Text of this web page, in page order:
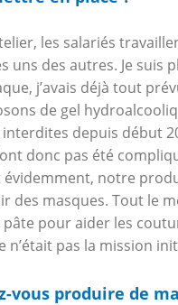
les salariés
uns des autres. Je suis
j’avais déjà tout
de gel
depuis début
donc pas été
évidemment, notre
des masques. Tout le
pour aider les
n’était pas la mission
vous produire de